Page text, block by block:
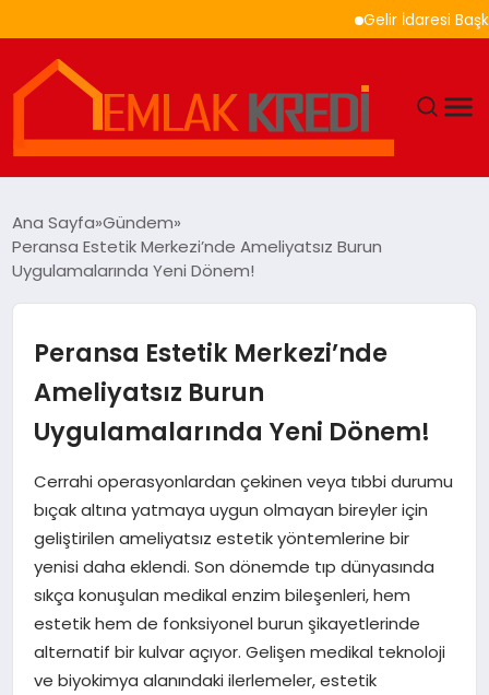
Gelir İdaresi
EKONOMI
MAGAZIN
SAĞLIK
SIYASET
SPOR
TEKNOLOJI
Ana Sayfa Gündem
Peransa Estetik Merkezi’nde Ameliyatsız Burun
Uygulamalarında Yeni Dönem!
Peransa Estetik Merkezi’nde
Ameliyatsız Burun
Uygulamalarında Yeni Dönem!
Cerrahi operasyonlardan çekinen veya tıbbi durumu
bıçak altına yatmaya uygun olmayan bireyler için
geliştirilen ameliyatsız estetik yöntemlerine bir
yenisi daha eklendi. Son dönemde tıp dünyasında
sıkça konuşulan medikal enzim bileşenleri, hem
estetik hem de fonksiyonel burun şikayetlerinde
alternatif bir kulvar açıyor. Gelişen medikal teknoloji
ve biyokimya alanındaki ilerlemeler, estetik